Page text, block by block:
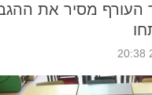
העורף מסיר את